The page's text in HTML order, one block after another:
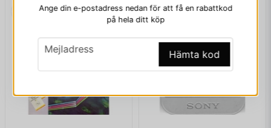
Ange din e-postadress nedan för att få en rabattkod
på hela ditt köp
email
Mejladress Hämta kod